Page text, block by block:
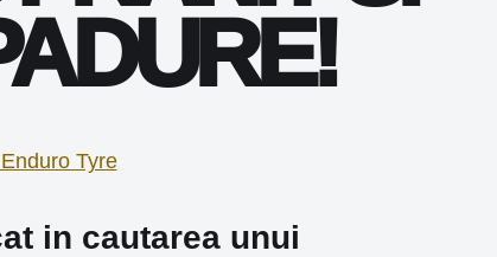
in cautarea unui